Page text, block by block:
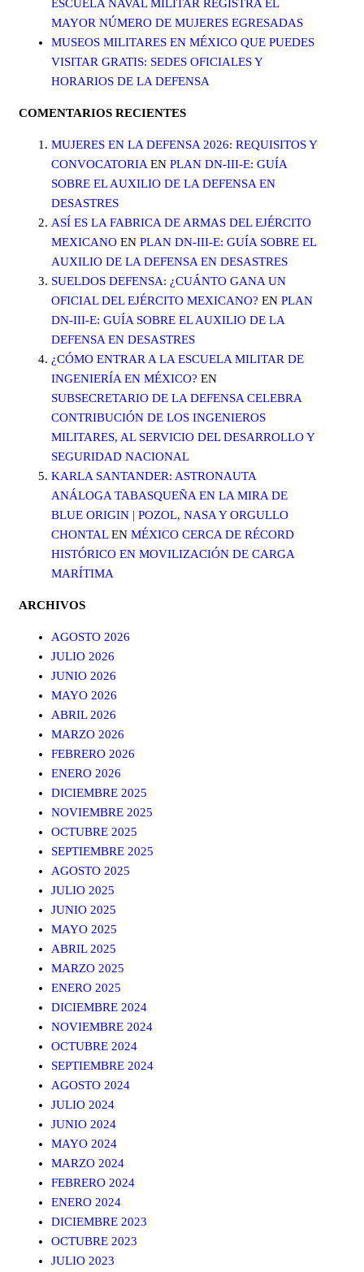
ESCUELA NAVAL MILITAR REGISTRA EL
MAYOR NÚMERO DE MUJERES EGRESADAS
MUSEOS MILITARES EN MÉXICO QUE PUEDES
VISITAR GRATIS: SEDES OFICIALES Y
HORARIOS DE LA DEFENSA
COMENTARIOS RECIENTES
MUJERES EN LA DEFENSA 2026: REQUISITOS Y
CONVOCATORIA EN PLAN DN-III-E: GUÍA
SOBRE EL AUXILIO DE LA DEFENSA EN
DESASTRES
ASÍ ES LA FABRICA DE ARMAS DEL EJÉRCITO
MEXICANO EN PLAN DN-III-E: GUÍA SOBRE EL
AUXILIO DE LA DEFENSA EN DESASTRES
SUELDOS DEFENSA: ¿CUÁNTO GANA UN
OFICIAL DEL EJÉRCITO MEXICANO? EN PLAN
DN-III-E: GUÍA SOBRE EL AUXILIO DE LA
DEFENSA EN DESASTRES
¿CÓMO ENTRAR A LA ESCUELA MILITAR DE
INGENIERÍA EN MÉXICO? EN
SUBSECRETARIO DE LA DEFENSA CELEBRA
CONTRIBUCIÓN DE LOS INGENIEROS
MILITARES, AL SERVICIO DEL DESARROLLO Y
SEGURIDAD NACIONAL
KARLA SANTANDER: ASTRONAUTA
ANÁLOGA TABASQUEÑA EN LA MIRA DE
BLUE ORIGIN | POZOL, NASA Y ORGULLO
CHONTALEN MÉXICO CERCA DE RÉCORD
HISTÓRICO EN MOVILIZACIÓN DE CARGA
MARÍTIMA
ARCHIVOS
AGOSTO 2026
JULIO 2026
JUNIO 2026
MAYO 2026
ABRIL 2026
MARZO 2026
FEBRERO 2026
ENERO 2026
DICIEMBRE 2025
NOVIEMBRE 2025
OCTUBRE 2025
SEPTIEMBRE 2025
AGOSTO 2025
JULIO 2025
JUNIO 2025
MAYO 2025
ABRIL 2025
MARZO 2025
ENERO 2025
DICIEMBRE 2024
NOVIEMBRE 2024
OCTUBRE 2024
SEPTIEMBRE 2024
AGOSTO 2024
JULIO 2024
JUNIO 2024
MAYO 2024
MARZO 2024
FEBRERO 2024
ENERO 2024
DICIEMBRE 2023
OCTUBRE 2023
JULIO 2023